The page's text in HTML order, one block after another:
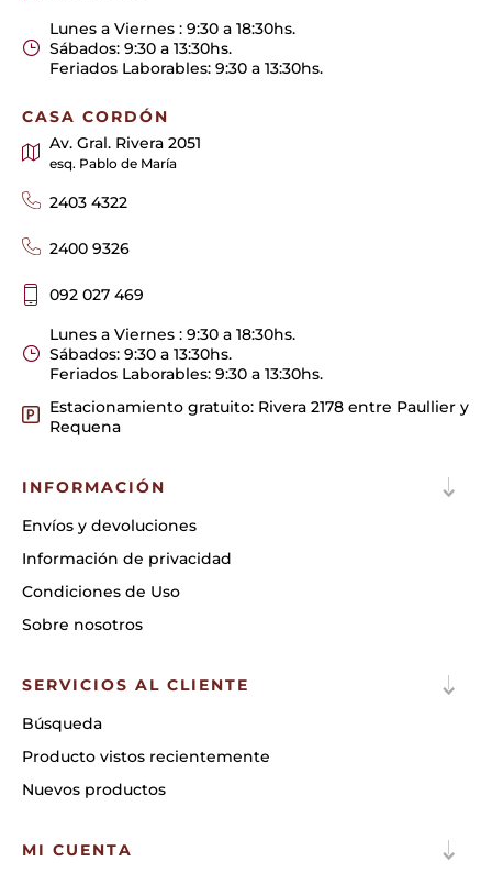
Lunes a Viernes : 9:30 a 18:30hs.
Sábados: 9:30 a 13:30hs.
Feriados Laborables: 9:30 a 13:30hs.
CASA CORDÓN
Av. Gral. Rivera 2051
esq. Pablo de María
2403 4322
2400 9326
092 027 469
Lunes a Viernes : 9:30 a 18:30hs.
Sábados: 9:30 a 13:30hs.
Feriados Laborables: 9:30 a 13:30hs.
Estacionamiento gratuito: Rivera 2178 entre Paullier y
Requena
INFORMACIÓN
Envíos y devoluciones
Información de privacidad
Condiciones de Uso
Sobre nosotros
SERVICIOS AL CLIENTE
Búsqueda
Producto vistos recientemente
Nuevos productos
MI CUENTA